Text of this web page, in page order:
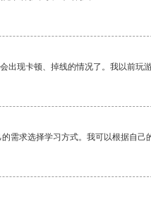
出现卡顿、掉线的情况了。我以前玩
需求选择学习方式。我可以根据自己